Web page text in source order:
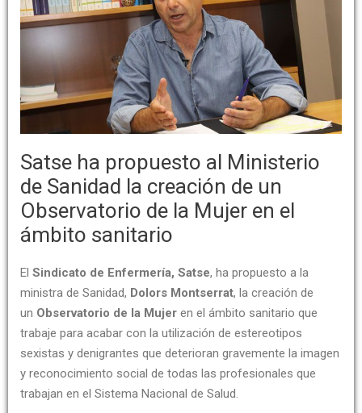
Satse ha propuesto al Ministerio
de Sanidad la creación de un
Observatorio de la Mujer en el
ámbito sanitario
El Sindicato de Enfermería, Satse, ha propuesto a la
ministra de Sanidad, Dolors Montserrat, la creación de
un Observatorio de la Mujer en el ámbito sanitario que
trabaje para acabar con la utilización de estereotipos
sexistas y denigrantes que deterioran gravemente la imagen
y reconocimiento social de todas las profesionales que
trabajan en el Sistema Nacional de Salud.